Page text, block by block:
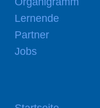
Lernende
Partner
Jobs